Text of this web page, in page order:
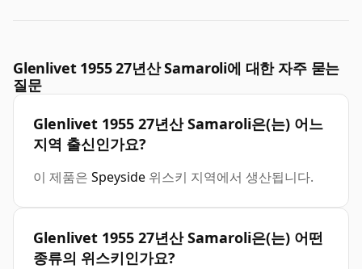
Glenlivet 1955 27년산 Samaroli에 대한 자주 묻는
질문
Glenlivet 1955 27년산 Samaroli은(는) 어느
지역 출신인가요?
이 제품은 Speyside 위스키 지역에서 생산됩니다.
Glenlivet 1955 27년산 Samaroli은(는) 어떤
종류의 위스키인가요?